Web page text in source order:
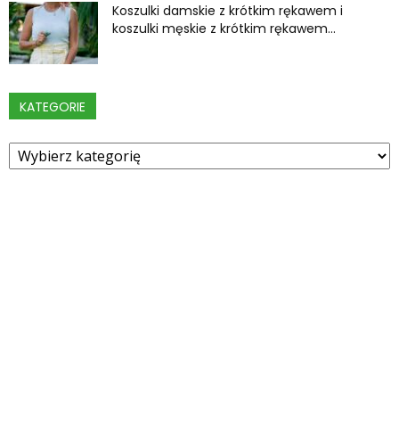
Koszulki damskie z krótkim rękawem i
koszulki męskie z krótkim rękawem...
KATEGORIE
Kategorie